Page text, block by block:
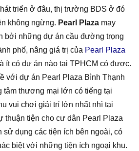
triển ở đâu, thị trường BDS ở đó
không ngừng. Pearl Plaza may
bởi những dự án cầu đường trọng
phố, nâng giá trị của Pearl Plaza
ít có dự án nào tại TPHCM có được.
với dự án Pearl Plaza Bình Thạnh
tâm thương mại lớn có tiếng tại
vui chơi giải trí lớn nhất nhì tại
thuận tiện cho cư dân Pearl Plaza
sử dụng các tiện ích bên ngoài, có
biệt với những tiện ích ngoại khu.